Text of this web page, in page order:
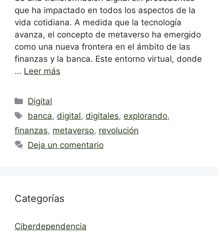
que ha impactado en todos los aspectos de la
vida cotidiana. A medida que la tecnología
avanza, el concepto de metaverso ha emergido
como una nueva frontera en el ámbito de las
finanzas y la banca. Este entorno virtual, donde
… Leer más
Categorías
Digital
Etiquetas
banca,digital,digitales,explorando,
finanzas, metaverso, revolución
Deja un comentario
Categorías
Ciberdependencia